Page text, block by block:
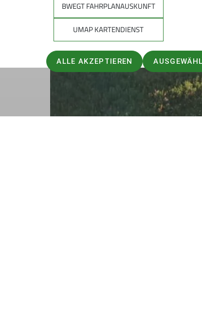
BWEGT FAHRPLANAUSKUNFT
UMAP KARTENDIENST
ALLE AKZEPTIEREN